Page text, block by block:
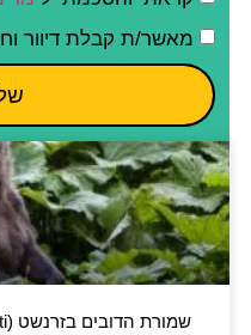
מאשר/ת קבלת דיוור